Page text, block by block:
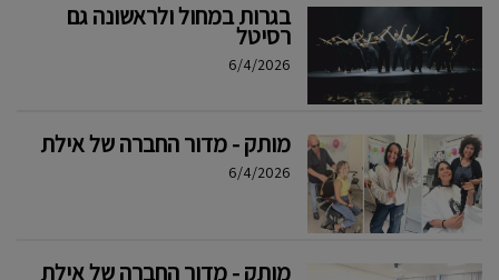
בגרות במחול ולראשונה גם
רסיטל
6/4/2026
מותק - מדור החברה של אילת
6/4/2026
מותק - מדור החברה של אילת